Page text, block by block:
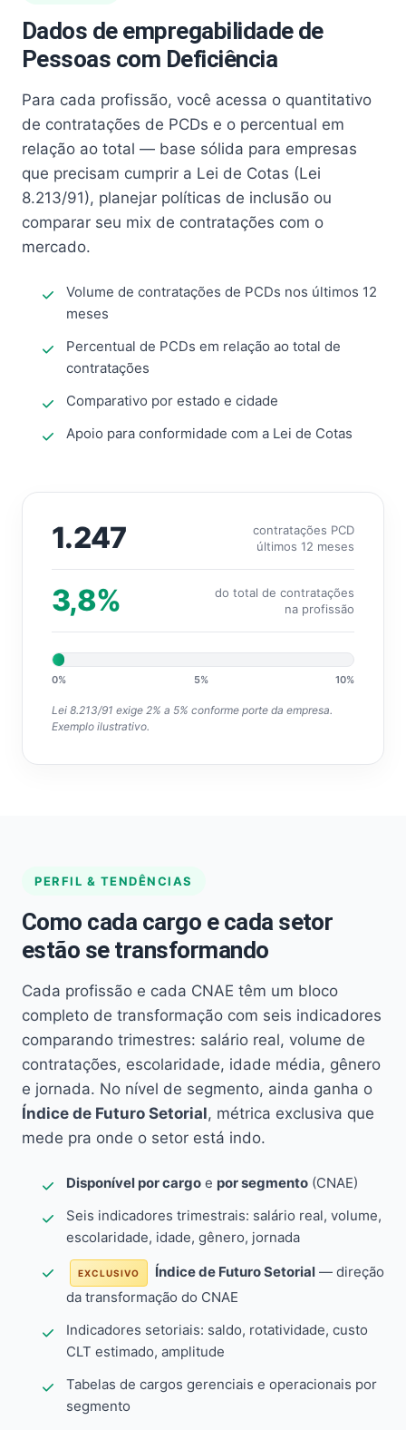
Dados de empregabilidade de
Pessoas com Deficiência
Para cada profissão, você acessa o quantitativo
de contratações de PCDs e o percentual em
relação ao total — base sólida para empresas
que precisam cumprir a Lei de Cotas (Lei
8.213/91), planejar políticas de inclusão ou
comparar seu mix de contratações com o
mercado.
Volume de contratações de PCDs nos últimos 12
meses
Percentual de PCDs em relação ao total de
contratações
Comparativo por estado e cidade
Apoio para conformidade com a Lei de Cotas
1.247
contratações PCD
últimos 12 meses
3,8%
do total de contratações
na profissão
0% 5% 10%
Lei 8.213/91 exige 2% a 5% conforme porte da empresa.
Exemplo ilustrativo.
PERFIL & TENDÊNCIAS
Como cada cargo e cada setor
estão se transformando
Cada profissão e cada CNAE têm um bloco
completo de transformação com seis indicadores
comparando trimestres: salário real, volume de
contratações, escolaridade, idade média, gênero
e jornada. No nível de segmento, ainda ganha o
Índice de Futuro Setorial, métrica exclusiva que
mede pra onde o setor está indo.
Disponível por cargo e por segmento (CNAE)
Seis indicadores trimestrais: salário real, volume,
escolaridade, idade, gênero, jornada
EXCLUSIVO Índice de Futuro Setorial — direção
da transformação do CNAE
Indicadores setoriais: saldo, rotatividade, custo
CLT estimado, amplitude
Tabelas de cargos gerenciais e operacionais por
segmento